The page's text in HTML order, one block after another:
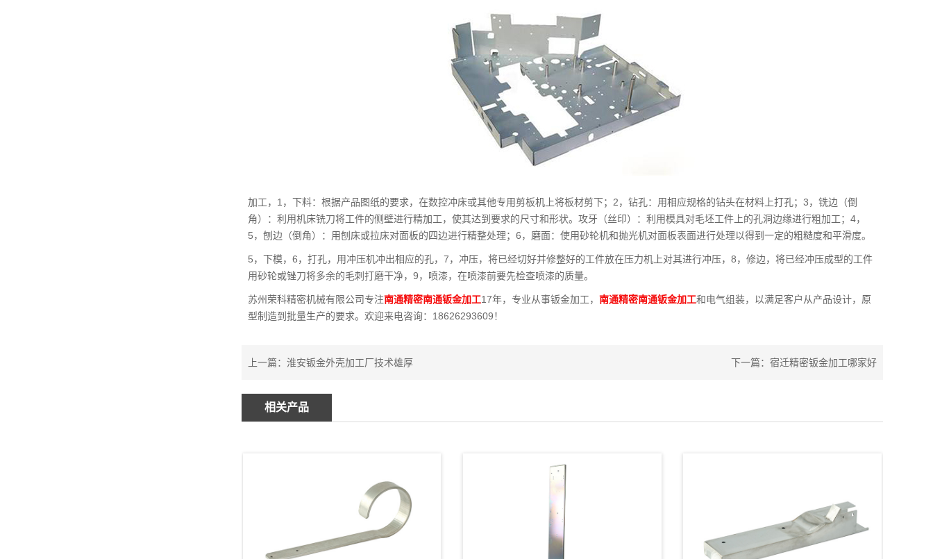
加工，1，下料：根据产品图纸的要求，在数控冲床或其他专用剪板机上将板材剪下；2，钻孔：用相应规格的钻头在材料上打孔；3，铣边（倒
角）：利用机床铣刀将工件的侧壁进行精加工，使其达到要求的尺寸和形状。攻牙（丝印）：利用模具对毛坯工件上的孔洞边缘进行粗加工；4，
5，刨边（倒角）：用刨床或拉床对面板的四边进行精整处理；6，磨面：使用砂轮机和抛光机对面板表面进行处理以得到一定的粗糙度和平滑度。
5，下模，6，打孔，用冲压机冲出相应的孔，7，冲压，将已经切好并修整好的工件放在压力机上对其进行冲压，8，修边，将已经冲压成型的工件
用砂轮或锉刀将多余的毛刺打磨干净，9，喷漆，在喷漆前要先检查喷漆的质量。
苏州荣科精密机械有限公司专注南通精密南通钣金加工17年，专业从事钣金加工，南通精密南通钣金加工和电气组装，以满足客户从产品设计，原
型制造到批量生产的要求。欢迎来电咨询：18626293609！
上一篇：淮安钣金外壳加工厂技术雄厚 下一篇： 宿迁精密钣金加工哪家好
相关产品